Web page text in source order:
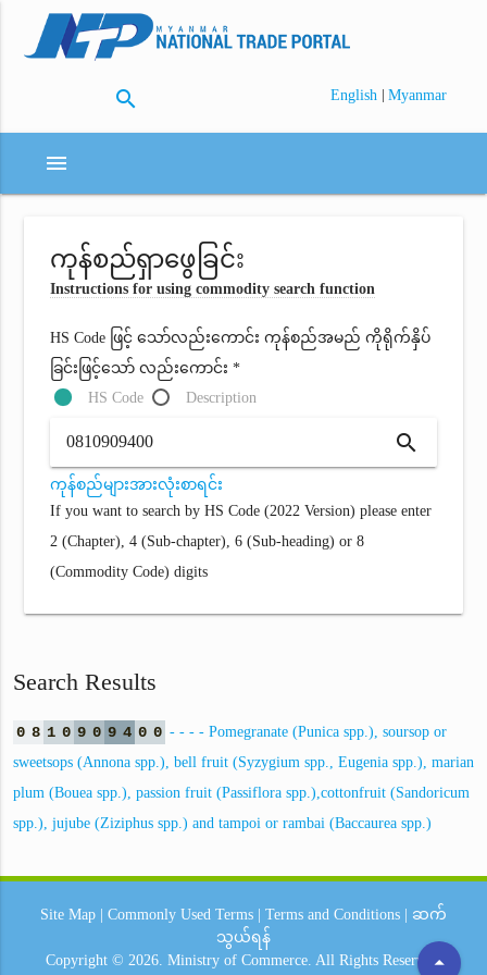
search English | Myanmar
menu
ကုန်စည်ရှာဖွေခြင်း
Instructions for using commodity search function
HS Code ဖြင့် သော်လည်းကောင်း ကုန်စည်အမည် ကိုရိုက်နှိပ်
ခြင်းဖြင့်သော် လည်းကောင်း *
HS Code
Description
search
ကုန်စည်များအားလုံးစာရင်း
If you want to search by HS Code (2022 Version) please enter
2 (Chapter), 4 (Sub-chapter), 6 (Sub-heading) or 8
(Commodity Code) digits
Search Results
0 8 1 0 9 0 9 4 0 0 - - - - Pomegranate (Punica spp.), soursop or
sweetsops (Annona spp.), bell fruit (Syzygium spp., Eugenia spp.), marian
plum (Bouea spp.), passion fruit (Passiflora spp.),cottonfruit (Sandoricum
spp.), jujube (Ziziphus spp.) and tampoi or rambai (Baccaurea spp.)
arrow_drop_up
Site Map Commonly Used Terms Terms and Conditions
ဆက်
သွယ်ရန်
Copyright © 2026. Ministry of Commerce. All Rights Reserved.